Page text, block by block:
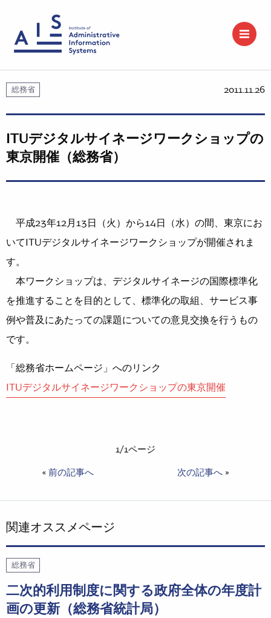
総務省 2011.11.26
ITUデジタルサイネージワークショップの
東京開催（総務省）
平成23年12月13日（火）から14日（水）の間、東京にお
いてITUデジタルサイネージワークショップが開催されま
す。
本ワークショップは、デジタルサイネージの国際標準化
を推進することを目的として、標準化の取組、サービス事
例や普及にあたっての課題についての意見交換を行うもの
です。
「総務省ホームページ」へのリンク
ITUデジタルサイネージワークショップの東京開催
1/1ページ
« 前の記事へ 次の記事へ »
関連オススメページ
総務省
二次的利用制度に関する政府全体の年度計
画の更新（総務省統計局）